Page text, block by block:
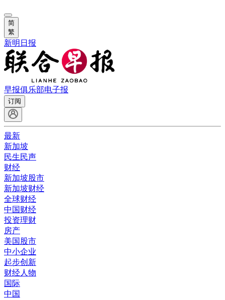
简
繁
新明日报
早报俱乐部电子报
订阅
最新
新加坡
民生民声
财经
新加坡股市
新加坡财经
全球财经
中国财经
投资理财
房产
美国股市
中小企业
起步创新
财经人物
国际
中国